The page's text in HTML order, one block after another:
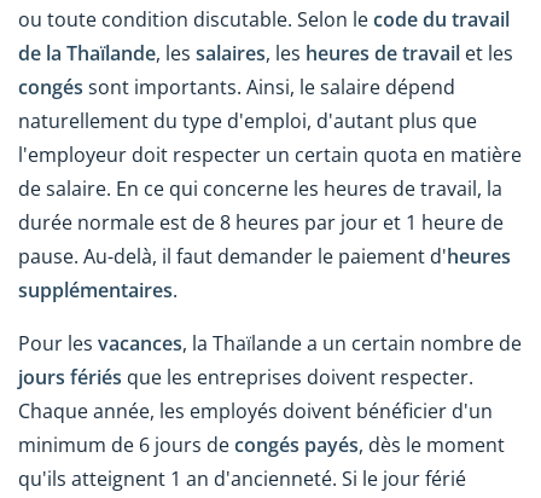
ou toute condition discutable. Selon lecode du travail
de la Thaïlande, les salaires, les heures de travail et les
congés sont importants. Ainsi, le salaire dépend
naturellement du type d'emploi, d'autant plus que
l'employeur doit respecter un certain quota en matière
de salaire. En ce qui concerne les heures de travail, la
durée normale est de 8 heures par jour et 1 heure de
pause. Au-delà, il faut demander le paiement d'heures
supplémentaires.
Pour les vacances, la Thaïlande a un certain nombre de
jours fériés que les entreprises doivent respecter.
Chaque année, les employés doivent bénéficier d'un
minimum de 6 jours decongés payés, dès le moment
qu'ils atteignent 1 an d'ancienneté. Si le jour férié